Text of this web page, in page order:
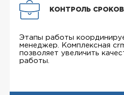
КОНТРОЛЬ
Этапы работы
менеджер. Комплексная
позволяет увеличить
работы.